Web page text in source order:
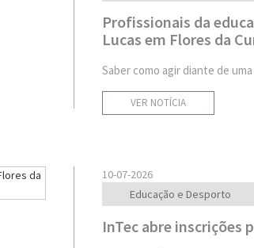
Profissionais da
Lucas em Flores da
Saber como agir diante de
VER NOTÍCIA
10-07-2026
Educação e Desporto
InTec abre inscrições